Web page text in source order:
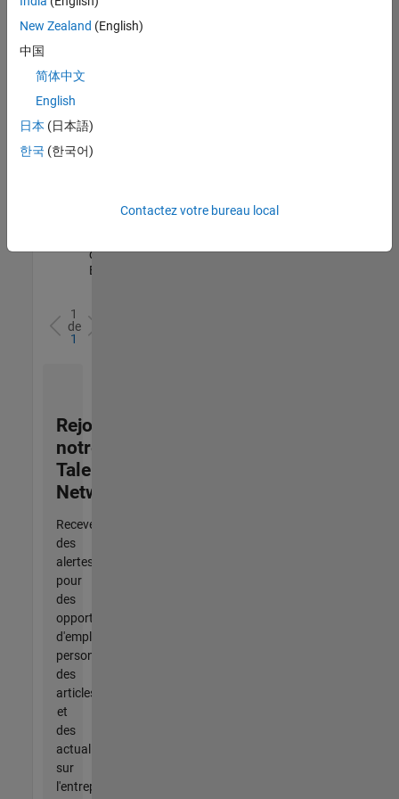
l’ensemble
des
opportunités
votre
région.
Senior Software Quality Engineer
Senior
Engineer
qualité |
Expérimenté(e)
1
de
1
Rejoignez
notre
Talent
Network
Recevez
des
alertes
pour
des
opportunités
d'emploi
personnalisées,
des
articles
et
des
actualités
sur
l'entreprise.
New Zealand (English)
中国
简体中文
English
日本 (日本語)
한국 (한국어)
Contactez votre bureau local